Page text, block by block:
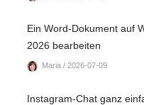
Ein Word-Dokument auf
2026 bearbeiten
Maria / 2026-07-09
Instagram-Chat ganz